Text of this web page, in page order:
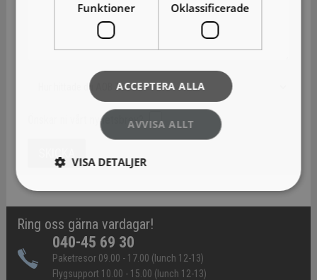
Önskar ni vårt nyhetsbrev?
Ring oss gärna vardagar!
040-45 69 30
Paketresor 09.00 - 17.00 (lunch 12-13)
Flygsupport 10.00 - 15.00 (lunch 12-13)
Funktioner Oklassificerade
ACCEPTERA ALLA
AVVISA ALLT
VISA DETALJER